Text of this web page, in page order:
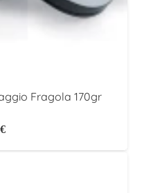
Fragola 170gr
€